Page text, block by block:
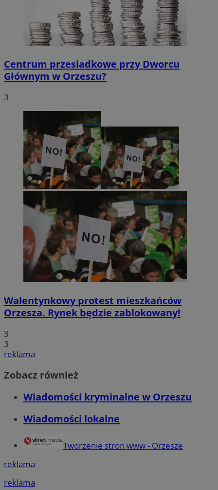
Centrum przesiadkowe przy Dworcu
Głównym w Orzeszu?
3
Walentynkowy protest mieszkańców
Orzesza. Rynek będzie zablokowany!
3
3
reklama
Zobacz również
Wiadomości kryminalne w Orzeszu
Wiadomości lokalne
Tworzenie stron www - Orzesze
reklama
reklama